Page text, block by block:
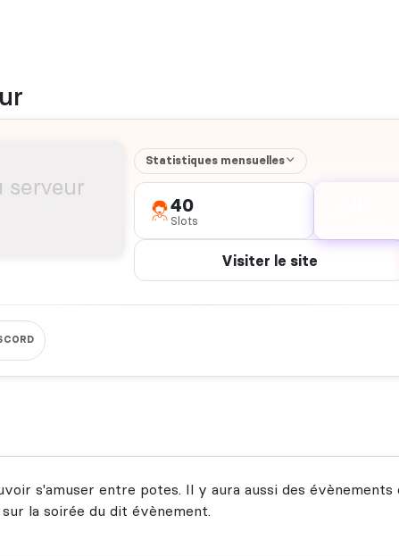
Statistiques mensuelles
40
Slots
Visiter le site
s'amuser entre potes. Il y aura aussi des
la soirée du dit évènement.